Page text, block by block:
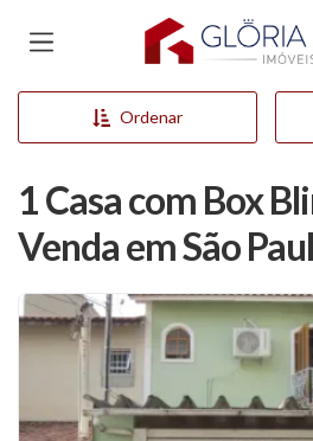
Página inicial
Ordenar
1 Casa com Box
Venda em São